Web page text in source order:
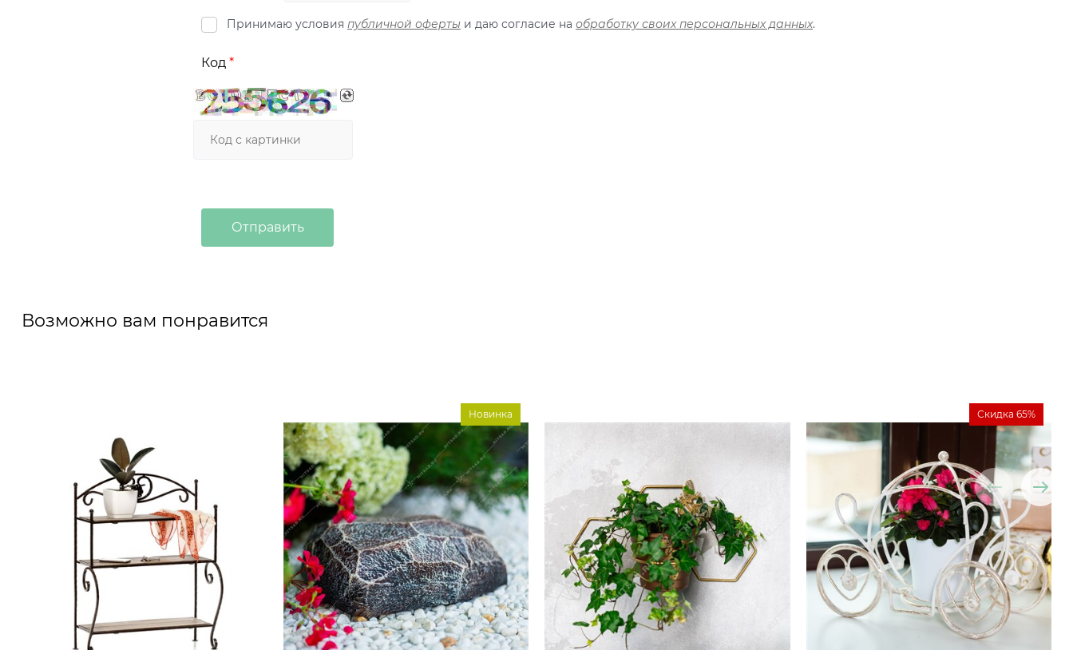
Принимаю условия публичной оферты и даю согласие на обработку своих персональных данных.
Код
Возможно вам понравится
Новинка Скидка 65%